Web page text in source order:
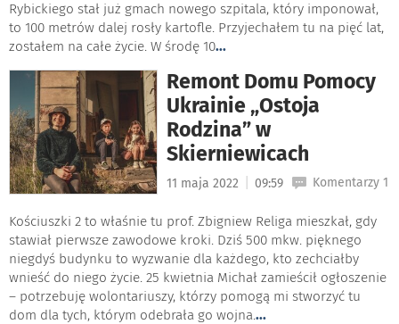
Rybickiego stał już gmach nowego szpitala, który imponował,
to 100 metrów dalej rosły kartofle. Przyjechałem tu na pięć lat,
zostałem na całe życie. W środę 10...
Remont Domu Pomocy
Ukrainie „Ostoja
Rodzina” w
Skierniewicach
11 maja 2022 09:59 Komentarzy 1
Kościuszki 2 to właśnie tu prof. Zbigniew Religa mieszkał, gdy
stawiał pierwsze zawodowe kroki. Dziś 500 mkw. pięknego
niegdyś budynku to wyzwanie dla każdego, kto zechciałby
wnieść do niego życie. 25 kwietnia Michał zamieścił ogłoszenie
– potrzebuję wolontariuszy, którzy pomogą mi stworzyć tu
dom dla tych, którym odebrała go wojna....